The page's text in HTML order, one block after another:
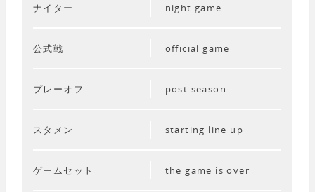
ナイター night game
公式戦 official game
プレーオフ post season
スタメン starting line up
ゲームセット the game is over